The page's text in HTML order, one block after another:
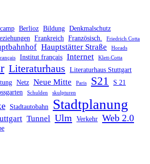
Berlioz Bildung Denkmalschutz
Frankreich Französisch. Friedrich Cotta
Hauptstätter Straße Horads
Institut français Internet Klett-Cotta
Literaturhaus
Literaturhaus Stuttgart
Netz Neue Mitte Paris S21 S 21
Schulden skulpturen
Stadtautobahn Stadtplanung
Tunnel Ulm Verkehr Web 2.0